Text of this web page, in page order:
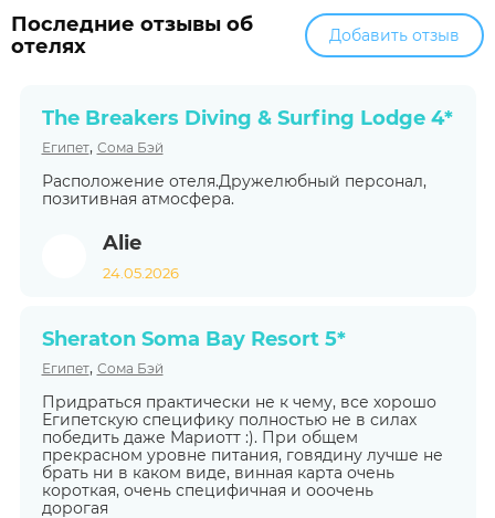
Последние отзывы об
отелях
Добавить отзыв
The Breakers Diving & Surfing Lodge 4*
Египет, Сома Бэй
Расположение отеля.Дружелюбный персонал,
позитивная атмосфера.
Alie
24.05.2026
Sheraton Soma Bay Resort 5*
Египет, Сома Бэй
Придраться практически не к чему, все хорошо
Египетскую специфику полностью не в силах
победить даже Мариотт :). При общем
прекрасном уровне питания, говядину лучше не
брать ни в каком виде, винная карта очень
короткая, очень специфичная и ооочень
дорогая